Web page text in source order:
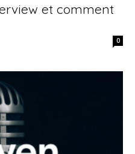
et comment
0